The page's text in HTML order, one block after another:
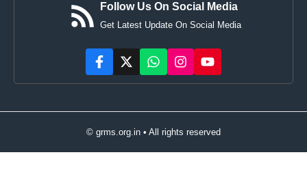
Follow Us On Social Media
Get Latest Update On Social Media
© grms.org.in • All rights reserved